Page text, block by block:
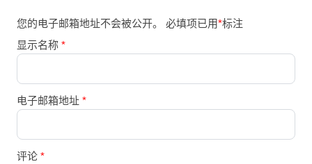
您的电子邮箱地址不会被公开。 必填项已用*标注
显示名称 *
电子邮箱地址 *
评论 *